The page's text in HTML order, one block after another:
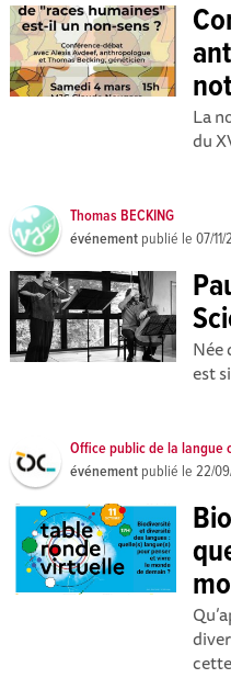
La
du
Thomas BECKING
événement publié le07/
Née
est
Office public de la langue
événement publié le22/